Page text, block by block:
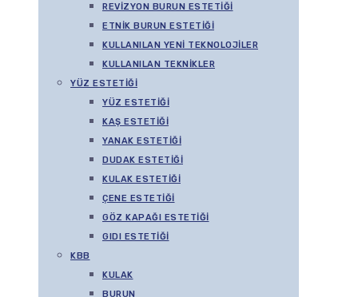
REVIZYON BURUN ESTETIĞI
ETNIK BURUN ESTETIĞI
KULLANILAN YENI TEKNOLOJILER
KULLANILAN TEKNIKLER
YÜZ ESTETIĞI
YÜZ ESTETIĞI
KAŞ ESTETIĞI
YANAK ESTETIĞI
DUDAK ESTETIĞI
KULAK ESTETIĞI
ÇENE ESTETIĞI
GÖZ KAPAĞI ESTETIĞI
GIDI ESTETIĞI
KBB
KULAK
BURUN